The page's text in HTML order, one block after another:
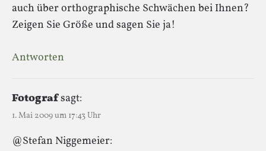
auch über orthographische Schwächen bei Ihnen?
Zeigen Sie Größe und sagen Sie ja!
Antworten
Fotografsagt:
1. Mai 2009 um 17:43 Uhr
@Stefan Niggemeier: